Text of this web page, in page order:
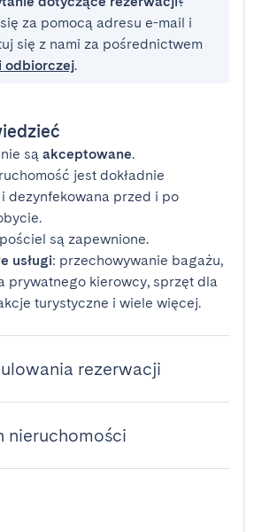
za pomocą adresu e-mail i
się z nami za pośrednictwem
odbiorczej.
są akceptowane.
jest dokładnie
dezynfekowana przed i po
są zapewnione.
usługi: przechowywanie bagażu,
prywatnego kierowcy, sprzęt dla
turystyczne i wiele więcej.
rezerwacji
nieruchomości